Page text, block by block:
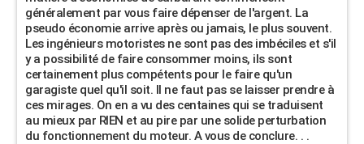
généralement par vous faire dépenser de l'argent. La
pseudo économie arrive après ou jamais, le plus souvent.
Les ingénieurs motoristes ne sont pas des imbéciles et s'il
y a possibilité de faire consommer moins, ils sont
certainement plus compétents pour le faire qu'un
garagiste quel qu'il soit. Il ne faut pas se laisser prendre à
ces mirages. On en a vu des centaines qui se traduisent
au mieux par RIEN et au pire par une solide perturbation
du fonctionnement du moteur. A vous de conclure. . .